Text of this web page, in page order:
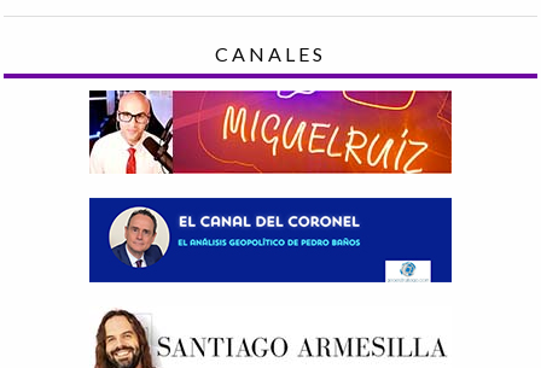
CANALES